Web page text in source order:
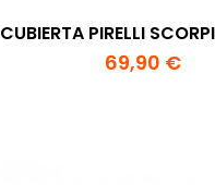
CUBIERTA PIRELLI
69,90 €